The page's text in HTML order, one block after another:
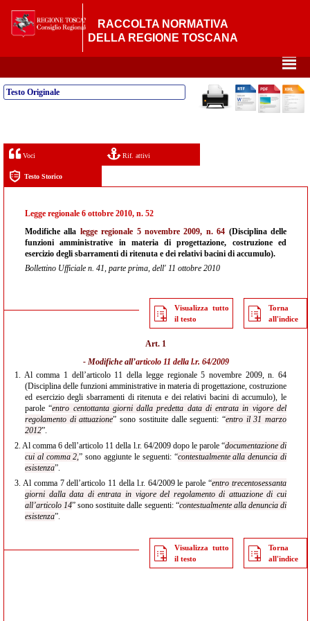
RACCOLTA NORMATIVA
DELLA REGIONE TOSCANA
²
Testo Originale
Voci Rif. attivi
Testo Storico
Legge regionale 6 ottobre 2010, n. 52
Modifiche alla legge regionale 5 novembre 2009, n. 64 (Disciplina delle
funzioni amministrative in materia di progettazione, costruzione ed
esercizio degli sbarramenti di ritenuta e dei relativi bacini di accumulo).
Bollettino Ufficiale n. 41, parte prima, dell' 11 ottobre 2010
Visualizza tutto
il testo
Torna
all'indice
Art. 1
- Modifiche all’articolo 11 della l.r. 64/2009
1. Al comma 1 dell’articolo 11 della legge regionale 5 novembre 2009, n. 64
(Disciplina delle funzioni amministrative in materia di progettazione, costruzione
ed esercizio degli sbarramenti di ritenuta e dei relativi bacini di accumulo), le
parole “entro centottanta giorni dalla predetta data dientrata in vigore del
regolamento di attuazione” sono sostituite dalle seguenti: “entro il 31 marzo
2012”.
2. Al comma 6 dell’articolo 11 della l.r. 64/2009 dopo le parole “documentazione di
cui al comma 2,” sono aggiunte le seguenti: “contestualmente alla denuncia di
esistenza”.
3. Al comma 7 dell’articolo 11 della l.r. 64/2009 le parole “entro trecentosessanta
giorni dalla data di entrata in vigore del regolamento di attuazione di cui
all’articolo 14” sono sostituite dalle seguenti: “contestualmente alla denuncia di
esistenza”.
Visualizza tutto
il testo
Torna
all'indice